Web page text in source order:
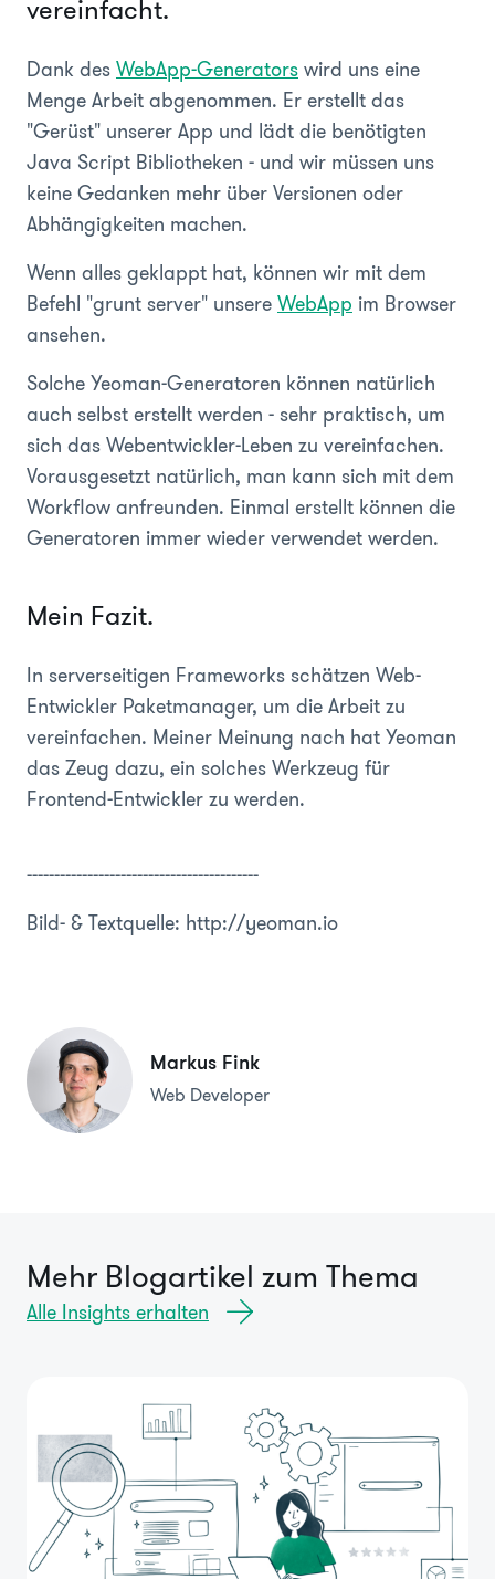
vereinfacht.
Dank desWebApp-Generatorswird uns eine
Menge Arbeit abgenommen. Er erstellt das
"Gerüst" unserer App und lädt die benötigten
Java Script Bibliotheken - und wir müssen uns
keine Gedanken mehr über Versionen oder
Abhängigkeiten machen.
Wenn alles geklappt hat, können wir mit dem
Befehl "grunt server" unsereWebApp im Browser
ansehen.
Solche Yeoman-Generatoren können natürlich
auch selbst erstellt werden - sehr praktisch, um
sich das Webentwickler-Leben zu vereinfachen.
Vorausgesetzt natürlich, man kann sich mit dem
Workflow anfreunden. Einmal erstellt können die
Generatoren immer wieder verwendet werden.
Mein Fazit.
In serverseitigen Frameworks schätzen Web-
Entwickler Paketmanager, um die Arbeit zu
vereinfachen. Meiner Meinung nach hat Yeoman
das Zeug dazu, ein solches Werkzeug für
Frontend-Entwickler zu werden.
------------------------------------------
Bild- & Textquelle: http://yeoman.io
Markus Fink
Web Developer
Mehr Blogartikel zum Thema
Alle Insights erhalten